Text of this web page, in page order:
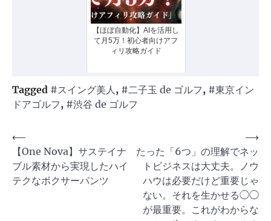
【ほぼ自動化】AIを活用し
て月5万！初心者向けアフ
ィリ攻略ガイド
Tagged #スイング美人, #二子玉 de ゴルフ, #東京イン
ドアゴルフ, #渋谷 de ゴルフ
投
稿
ナ
⟵
【One Nova】サステイナ
ブル素材から実現したハイ
テクなボクサーパンツ
たった「6つ」の理解でネッ
トビジネスは大丈夫。ノウ
ハウは必要だけど重要じゃ
ない。それを生かせる◯◯
が最重要。これがわからな
⟶